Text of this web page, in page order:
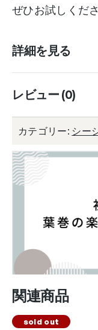
ぜひお試しくだ
詳細を見る
レビュー (0)
カテゴリー: シー
関連商品
sold out